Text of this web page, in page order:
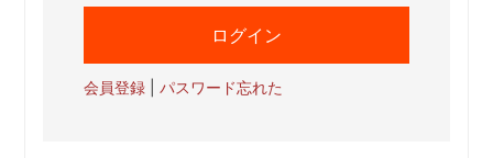
会員登録 |パスワード忘れた